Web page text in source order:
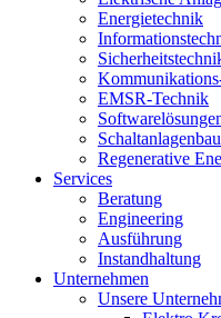
Energietechnik
EMSR-Technik
Schaltanlagenbau
Regenerative
Services
Beratung
Engineering
Ausführung
Instandhaltung
Unternehmen
Unsere